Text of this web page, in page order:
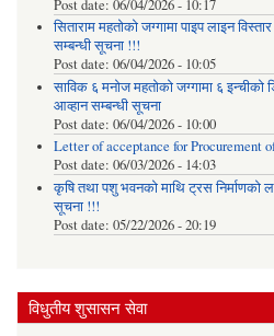
Post date: 06/04/2026 - 10:17
सिताराम महतोको जग्गामा पाइप लाइन
सम्बन्धी सूचना !!!
Post date: 06/04/2026 - 10:05
साविक ६ मनोज महतोको जग्गामा ६
आव्हान सम्बन्धी सूचना
Post date: 06/04/2026 - 10:00
Letter of acceptance for Procurement
Post date: 06/03/2026 - 14:03
कृषि तथा पशु भवनको माथि ट्रस निर्माणको
सूचना !!!
Post date: 05/22/2026 - 20:19
विधुतीय शुसासन सेवा